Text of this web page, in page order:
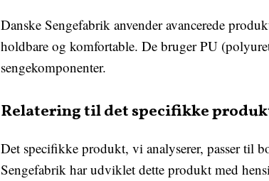
Danske Sengefabrik anvender avancerede
holdbare og komfortable. De bruger PU
sengekomponenter.
Relatering til det specifikke
Det specifikke produkt, vi analyserer, passer til
Sengefabrik har udviklet dette produkt med